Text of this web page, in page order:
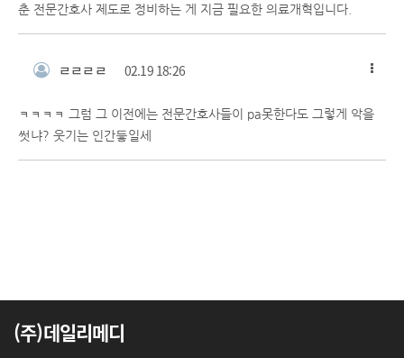
춘 전문간호사 제도로 정비하는 게 지금 필요한 의료개혁입니다.
ㄹㄹㄹㄹ 02.19 18:26
ㅋㅋㅋㅋ 그럼 그 이전에는 전문간호사들이 pa못한다도 그렇게 악을
썻냐? 웃기는 인간듷일세
(주)데일리메디